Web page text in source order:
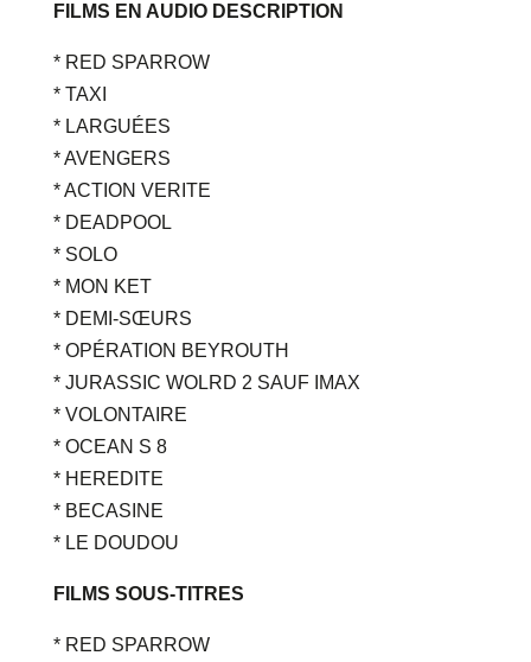
FILMS EN AUDIO DESCRIPTION
* RED SPARROW
* TAXI
* LARGUÉES
* AVENGERS
* ACTION VERITE
* DEADPOOL
* SOLO
* MON KET
* DEMI-SŒURS
* OPÉRATION BEYROUTH
* JURASSIC WOLRD 2 SAUF IMAX
* VOLONTAIRE
* OCEAN S 8
* HEREDITE
* BECASINE
* LE DOUDOU
FILMS SOUS-TITRES
* RED SPARROW